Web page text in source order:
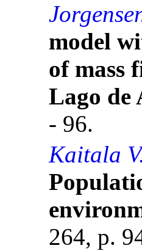
model
of mass
Lago de
- 96.
Kaitala
264, p.